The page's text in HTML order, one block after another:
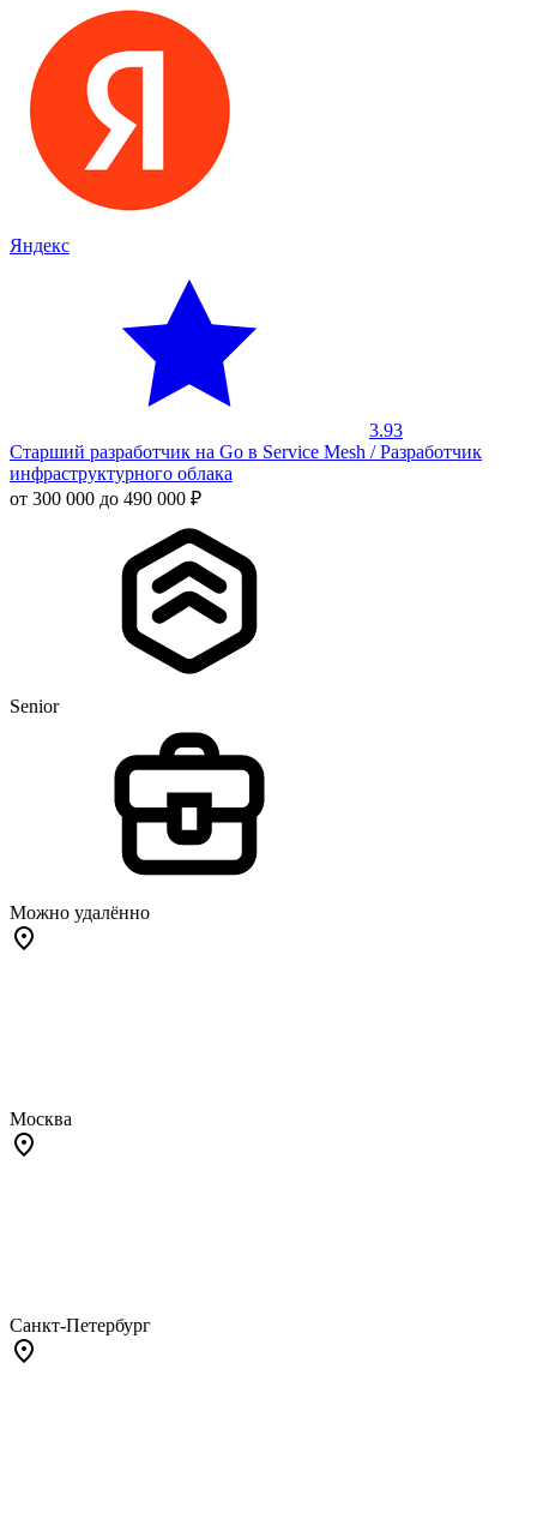
Яндекс
3.93
Старший разработчик на Go в Service Mesh / Разработчик
инфраструктурного облака
от 300 000 до 490 000 ₽
Senior
Можно удалённо
Москва
Санкт-Петербург